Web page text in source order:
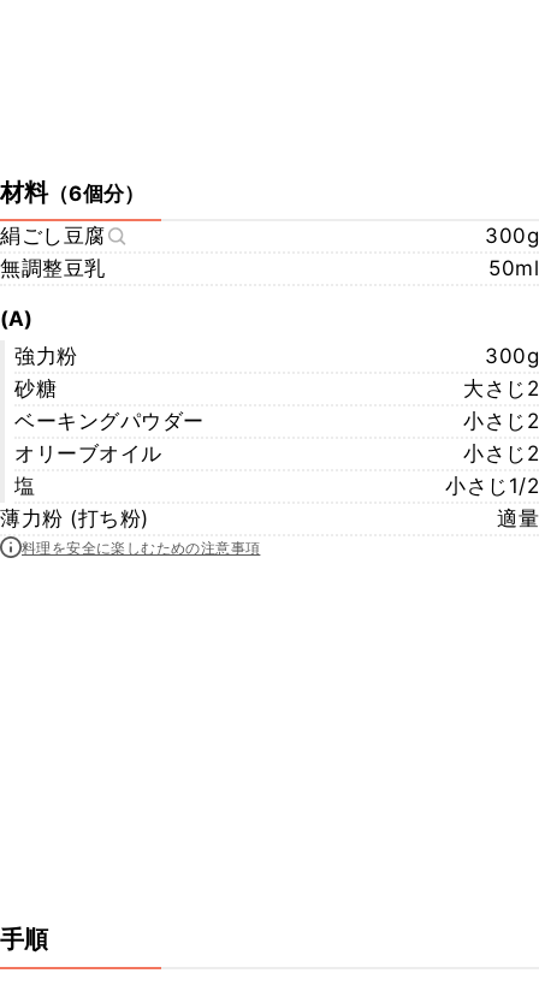
材料（6個分）
絹ごし豆腐
300g
無調整豆乳
50ml
(A)
強力粉
300g
砂糖
大さじ2
ベーキングパウダー
小さじ2
オリーブオイル
小さじ2
塩
小さじ1/2
薄力粉 (打ち粉)
適量
料理を安全に楽しむための注意事項
手順